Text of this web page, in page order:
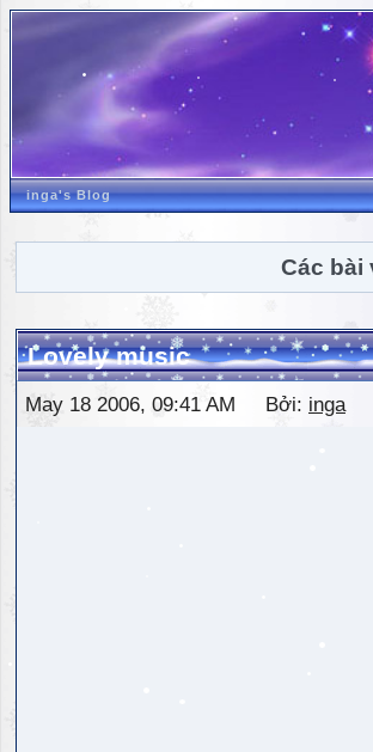
inga's Blog
Các bài
Lovely music
May 18 2006, 09:41 AM Bởi: inga